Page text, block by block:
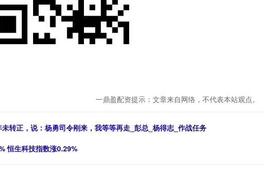
一鼎盈配资提示：文章来自网络，不代表本站观点。
转正，说：杨勇司令刚来，我等等再走_彭总_杨得志_作战任务
恒生科技指数涨0.29%